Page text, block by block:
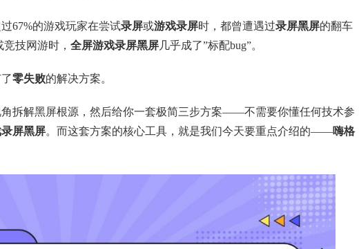
67%的游戏玩家在尝试录屏或游戏录屏时，都曾遭遇过录屏黑屏的翻车
技网游时， 全屏游戏录屏黑屏几乎成了”标配bug”。
零失败的解决方案。
拆解黑屏根源，然后给你一套极简三步方案——不需要你懂任何技术参
屏黑屏。而这套方案的核心工具，就是我们今天要重点介绍的——嗨格